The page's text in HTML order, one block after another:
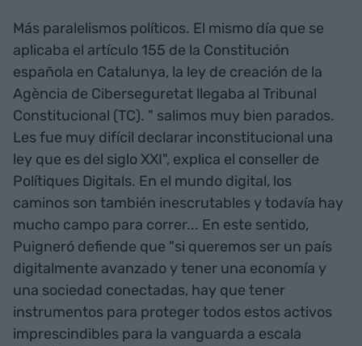
Más paralelismos políticos. El mismo día que se
aplicaba el artículo 155 de la Constitución
española en Catalunya, la ley de creación de la
Agència de Ciberseguretat llegaba al Tribunal
Constitucional (TC). " salimos muy bien parados.
Les fue muy difícil declarar inconstitucional una
ley que es del siglo XXI", explica el conseller de
Polítiques Digitals. En el mundo digital, los
caminos son también inescrutables y todavía hay
mucho campo para correr... En este sentido,
Puigneró defiende que "si queremos ser un país
digitalmente avanzado y tener una economía y
una sociedad conectadas, hay que tener
instrumentos para proteger todos estos activos
imprescindibles para la vanguarda a escala